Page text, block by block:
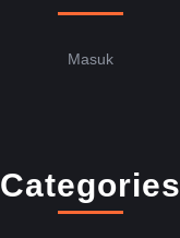
Masuk
Categories